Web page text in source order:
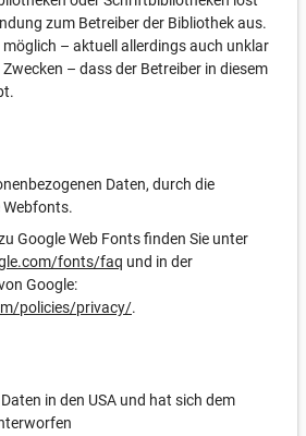
zum Betreiber der Bibliothek aus.
– aktuell allerdings auch unklar
– dass der Betreiber in diesem
Daten, durch die
Webfonts.
Google Web Fonts finden Sie unter
fonts/faq und in der
Google:
policies/privacy/.
in den USA und hat sich dem